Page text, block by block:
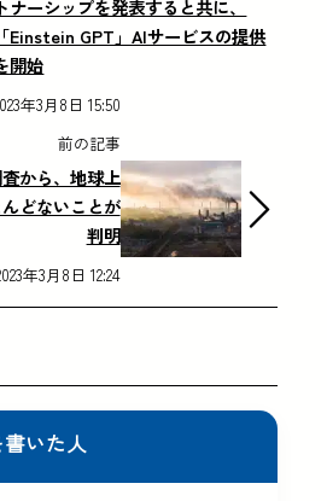
トナーシップを発表すると共に、
「Einstein GPT」AIサービスの提供
開始
年3月8日 15:50
前の記事
から、地球上
どないことが
判明
年3月8日 12:24
いた人